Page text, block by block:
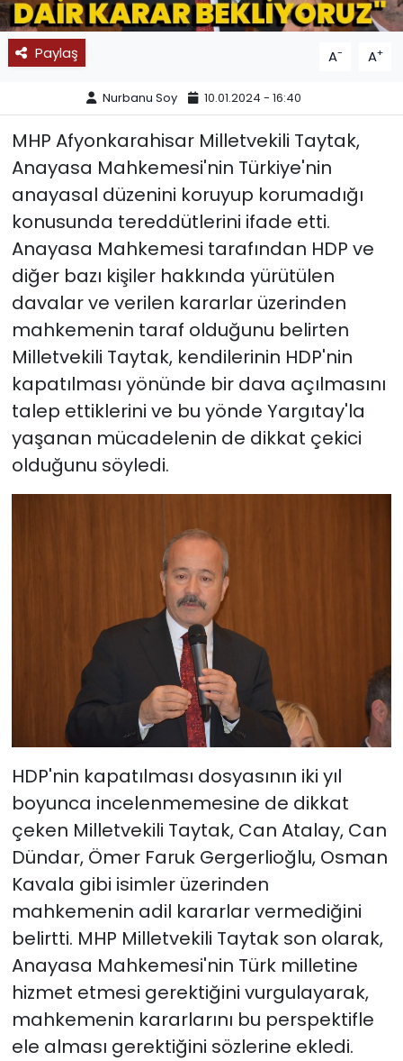
Paylaş A- A+
Nurbanu Soy 10.01.2024 - 16:40
MHP Afyonkarahisar Milletvekili Taytak,
Anayasa Mahkemesi'nin Türkiye'nin
anayasal düzenini koruyup korumadığı
konusunda tereddütlerini ifade etti.
Anayasa Mahkemesi tarafından HDP ve
diğer bazı kişiler hakkında yürütülen
davalar ve verilen kararlar üzerinden
mahkemenin taraf olduğunu belirten
Milletvekili Taytak, kendilerinin HDP'nin
kapatılması yönünde bir dava açılmasını
talep ettiklerini ve bu yönde Yargıtay'la
yaşanan mücadelenin de dikkat çekici
olduğunu söyledi.
HDP'nin kapatılması dosyasının iki yıl
boyunca incelenmemesine de dikkat
çeken Milletvekili Taytak, Can Atalay, Can
Dündar, Ömer Faruk Gergerlioğlu, Osman
Kavala gibi isimler üzerinden
mahkemenin adil kararlar vermediğini
belirtti. MHP Milletvekili Taytak son olarak,
Anayasa Mahkemesi'nin Türk milletine
hizmet etmesi gerektiğini vurgulayarak,
mahkemenin kararlarını bu perspektifle
ele alması gerektiğini sözlerine ekledi.